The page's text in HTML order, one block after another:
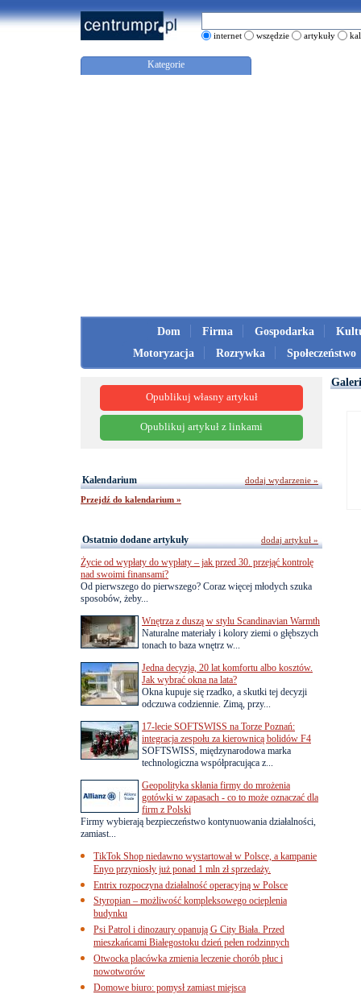
internet wszędzie artykuły
Kategorie
Dom Firma Gospodarka
Motoryzacja
Rozrywka Społeczeństwo
Opublikuj własny artykuł
Opublikuj artykuł z linkami
Kalendarium
Przejdź do kalendarium »
dodaj wydarzenie »
Ostatnio dodane artykuły
Życie od wypłaty do wypłaty – jak przed 30. przejąć kontrolę
nad swoimi finansami?
Od pierwszego do pierwszego? Coraz więcej młodych szuka
sposobów, żeby...
Wnętrza z duszą w stylu Scandinavian Warmth
Naturalne materiały i kolory ziemi o głębszych
tonach to baza wnętrz w...
Jedna decyzja, 20 lat komfortu albo kosztów.
Jak wybrać okna na lata?
Okna kupuje się rzadko, a skutki tej decyzji
odczuwa codziennie. Zimą, przy...
17-lecie SOFTSWISS na Torze Poznań:
integracja zespołu za kierownicą bolidów F4
SOFTSWISS, międzynarodowa marka
technologiczna współpracująca z...
Geopolityka skłania firmy do mrożenia
gotówki w zapasach - co to może oznaczać dla
firm z Polski
Firmy wybierają bezpieczeństwo kontynuowania działalności,
zamiast...
TikTok Shop niedawno wystartował w Polsce, a kampanie
Enyo przyniosły już ponad 1 mln zł sprzedaży.
Entrix rozpoczyna działalność operacyjną w Polsce
Styropian – możliwość kompleksowego ocieplenia
budynku
Psi Patrol i dinozaury opanują G City Biała. Przed
mieszkańcami Białegostoku dzień pełen rodzinnych
Otwocka placówka zmienia leczenie chorób płuc i
nowotworów
Domowe biuro: pomysł zamiast miejsca
dodaj artykuł »